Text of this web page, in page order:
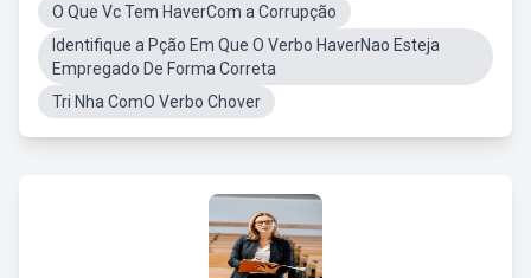
O Que Vc Tem HaverCom a Corrupção
Identifique a Pção Em Que O Verbo HaverNao Esteja
Empregado De Forma Correta
Tri Nha ComO Verbo Chover